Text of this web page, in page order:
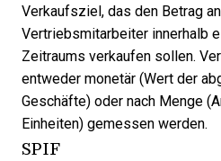
Verkaufsziel, das den Betrag
Vertriebsmitarbeiter innerhalb
Zeitraums verkaufen sollen.
entweder monetär (Wert der
Geschäfte) oder nach Menge
Einheiten) gemessen werden.
SPIF